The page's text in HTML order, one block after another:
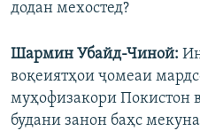
додан мехостед?
Шармин Убайд-Чиной:
воқеиятҳои ҷомеаи
муҳофизакори Покистон
будани занон баҳс